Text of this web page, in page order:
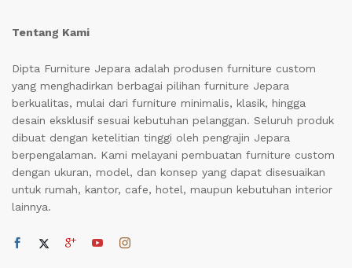
Tentang Kami
Dipta Furniture Jepara adalah produsen furniture custom
yang menghadirkan berbagai pilihan furniture Jepara
berkualitas, mulai dari furniture minimalis, klasik, hingga
desain eksklusif sesuai kebutuhan pelanggan. Seluruh produk
dibuat dengan ketelitian tinggi oleh pengrajin Jepara
berpengalaman. Kami melayani pembuatan furniture custom
dengan ukuran, model, dan konsep yang dapat disesuaikan
untuk rumah, kantor, cafe, hotel, maupun kebutuhan interior
lainnya.